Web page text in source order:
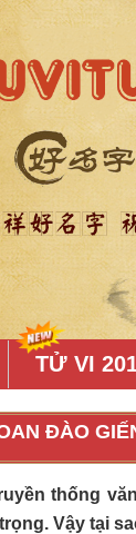
TỬ VI
ĐÀO
thống
Vậy tại